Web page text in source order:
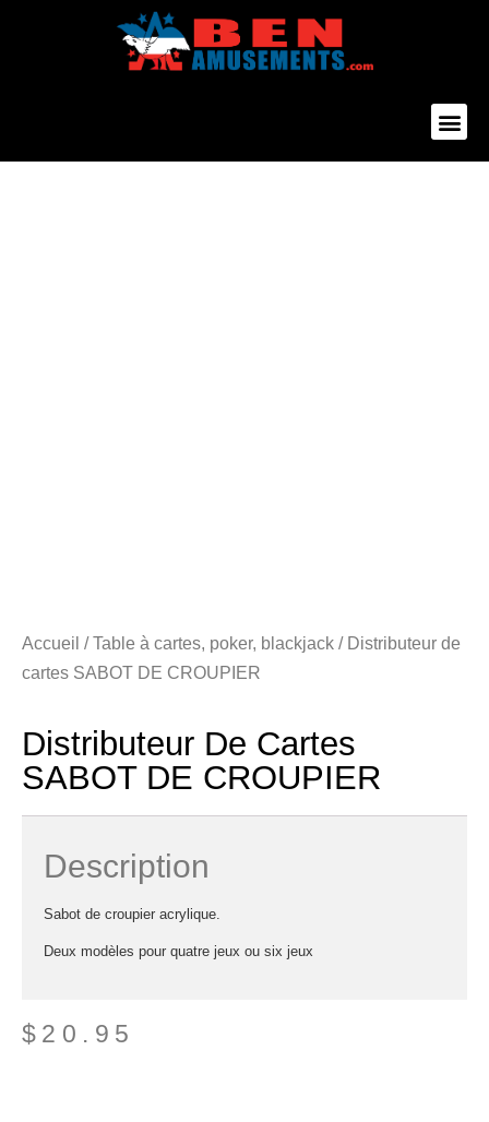
Accueil /Table à cartes, poker, blackjack / Distributeur de
cartes SABOT DE CROUPIER
Distributeur De Cartes
SABOT DE CROUPIER
Description
Sabot de croupier acrylique.
Deux modèles pour quatre jeux ou six jeux
$ 20.95